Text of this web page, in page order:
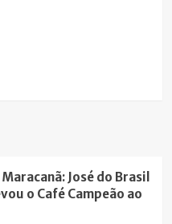
José do Brasil
o Café Campeão ao